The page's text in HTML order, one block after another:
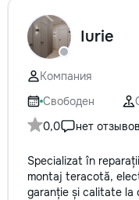
Iurie
Компания
Свободен
0,0
нет отзывов
Specializat în
montaj teracotă,
garanție și calitate la